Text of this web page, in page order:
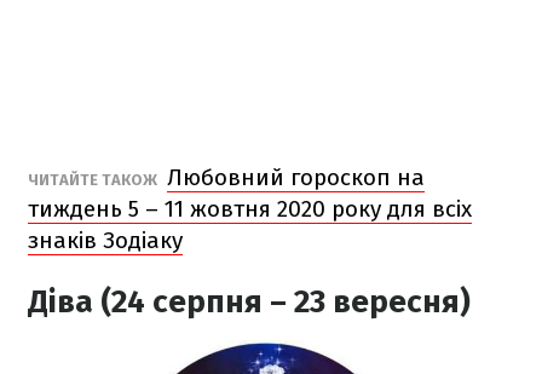
ЧИТАЙТЕ ТАКОЖ Любовний гороскоп на
тиждень 5 – 11 жовтня 2020 року для всіх
знаків Зодіаку
Діва (24 серпня – 23 вересня)